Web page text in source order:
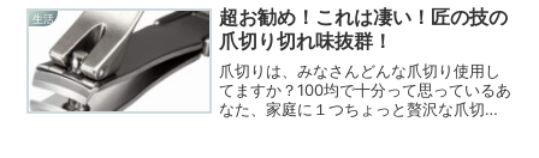
める余裕がない毎月の固定費がどれくら
いかかっているのか見直し...
生活
超お勧め！これは凄い！匠の技の
爪切り切れ味抜群！
爪切りは、みなさんどんな爪切り使用し
てますか？100均で十分って思っているあ
なた、家庭に１つちょっと贅沢な爪切り